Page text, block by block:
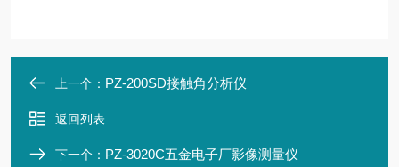
上一个： PZ-200SD接触角分析仪
返回列表
下一个： PZ-3020C五金电子厂影像测量仪